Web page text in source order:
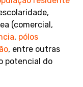
(comercial,
, pólos
, entre outras
potencial do